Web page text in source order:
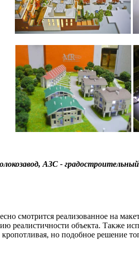
АЗС -
смотрится реализованное на
реалистичности объекта. Также
но подобное решение